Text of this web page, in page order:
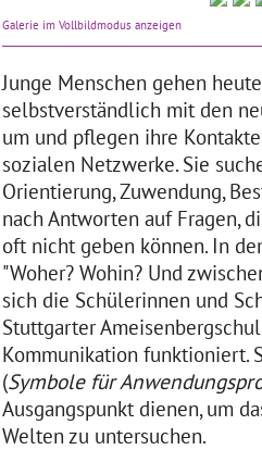
Galerie im Vollbildmodus anzeigen
Junge Menschen gehen
selbstverständlich mit den
um und pflegen ihre
sozialen Netzwerke. Sie
Orientierung, Zuwendung,
nach Antworten auf Fragen,
oft nicht geben können. In
"Woher? Wohin? Und
sich die Schülerinnen und
Stuttgarter
Kommunikation funktioniert.
(Symbole für
Ausgangspunkt dienen, um
Welten zu untersuchen.
Klasse der Werkrealschule
Lichtental, als sie eine
aktuelle Ausstellung im
Baden besuchte.… mehr
Slam Poetry macht
Schule
01.01.2017–30.04.2019
Bereits im Schuljahr
Klassenstufe Zehn des
Werkrealschulzweigs der
Schiller-Realschule im
Verbund in Schwäbisch
Gmünd die Kunstform der